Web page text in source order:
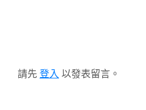
請先 登入 以發表留言。